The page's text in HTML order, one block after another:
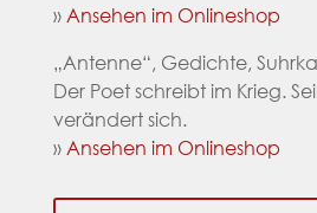
» Ansehen im Onlineshop
„Antenne“, Gedichte,
Der Poet schreibt im Krieg.
verändert sich.
» Ansehen im Onlineshop